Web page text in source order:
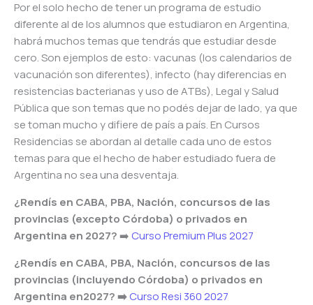
Por el solo hecho de tener un programa de estudio
diferente al de los alumnos que estudiaron en Argentina,
habrá muchos temas que tendrás que estudiar desde
cero. Son ejemplos de esto: vacunas (los calendarios de
vacunación son diferentes), infecto (hay diferencias en
resistencias bacterianas y uso de ATBs), Legal y Salud
Pública que son temas que no podés dejar de lado, ya que
se toman mucho y difiere de país a país. En Cursos
Residencias se abordan al detalle cada uno de estos
temas para que el hecho de haber estudiado fuera de
Argentina no sea una desventaja.
¿Rendís en CABA, PBA, Nación, concursos de las
provincias (excepto Córdoba) o privados en
Argentina en 2027?➡️ Curso Premium Plus 2027
¿Rendís en CABA, PBA, Nación, concursos de las
provincias (incluyendo Córdoba) o privados en
Argentina en2027? ➡️Curso Resi 360 2027